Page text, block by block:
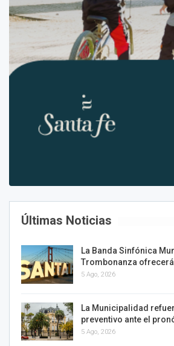
Últimas Noticias
La Banda Sinfónica
Trombonanza
5 Ago, 2026
La Municipalidad
preventivo ante el
5 Ago, 2026